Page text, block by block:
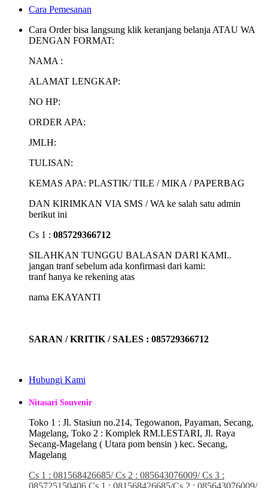
Cara Pemesanan
Cara Order bisa langsung klik keranjang belanja ATAU WA
DENGAN FORMAT:
NAMA :
ALAMAT LENGKAP:
NO HP:
ORDER APA:
JMLH:
TULISAN:
KEMAS APA: PLASTIK/ TILE / MIKA / PAPERBAG
DAN KIRIMKAN VIA SMS / WA ke salah satu admin
berikut ini
Cs 1 : 085729366712
SILAHKAN TUNGGU BALASAN DARI KAMI..
jangan tranf sebelum ada konfirmasi dari kami:
tranf hanya ke rekening atas
nama EKAYANTI
SARAN / KRITIK / SALES : 085729366712
Hubungi Kami
Nitasari Souvenir
Toko 1 : Jl. Stasiun no.214, Tegowanon, Payaman, Secang,
Magelang, Toko 2 : Komplek RM.LESTARI, Jl. Raya
Secang-Magelang ( Utara pom bensin ) kec. Secang,
Magelang
Cs 1 : 081568426685/ Cs 2 : 085643076009/ Cs 3 :
085725150406 Cs 1 : 081568426685/Cs 2 : 085643076009/